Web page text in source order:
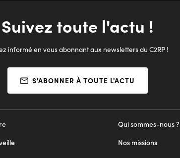
Suivez toute l'actu !
informé en vous abonnant aux newsletters du C2RP !
S'ABONNER À TOUTE L'ACTU
Qui sommes-nous ?
Nos missions